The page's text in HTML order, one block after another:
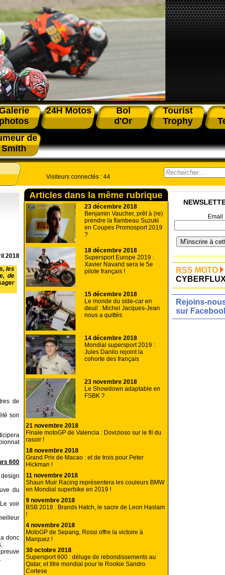
photos
24H Motos
Bol
d'Or
Tourist
Trophy
de
Smith
2018
les
de
de
son
600
du
voir
donc
Visiteurs connectés : 44
Articles dans la même rubrique
23 décembre 2018
Benjamin Vaucher, prêt à (re)
prendre la flambeau Suzuki
en Coupes Promosport 2019
?
18 décembre 2018
Supersport Europe 2019 :
Xavier Navand sera le 5e
pilote français !
15 décembre 2018
Le monde du side-car en
deuil : Michel Jacques-Jean
nous a quittés
14 décembre 2018
Mondial supersport 2019 :
Jules Danilo rejoint la
cohorte des français
23 novembre 2018
Le Showdown adaptable en
FSBK ?
21 novembre 2018
Finale motoGP de Valencia : Dovizioso sur le fil du
rasoir !
18 novembre 2018
Grand Prix de Macao : et de trois pour Peter
Hickman !
11 novembre 2018
Shaun Muir Racing représentera les couleurs BMW
en Mondial superbike en 2019 !
9 novembre 2018
BSB 2018 : Brands Hatch, le sacre de Leon Haslam
!
4 novembre 2018
MotoGP de Sepang, Rossi offre la victoire à
Marquez !
30 octobre 2018
Supersport 600 : déluge de rebondissements au
Qatar, et titre mondial pour le Rookie Sandro
Cortese
Email
RSS MOTO
CYBERFLUX
Rejoins-
sur